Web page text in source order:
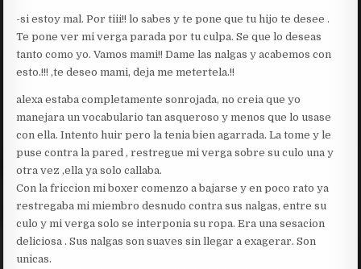
-si estoy mal. Por tiii!! lo sabes y te pone que tu hijo te desee .
Te pone ver mi verga parada por tu culpa. Se que lo deseas
tanto como yo. Vamos mami!! Dame las nalgas y acabemos con
esto.!!! ,te deseo mami, deja me metertela.!!
alexa estaba completamente sonrojada, no creia que yo
manejara un vocabulario tan asqueroso y menos que lo usase
con ella. Intento huir pero la tenia bien agarrada. La tome y le
puse contra la pared , restregue mi verga sobre su culo una y
otra vez ,ella ya solo callaba.
Con la friccion mi boxer comenzo a bajarse y en poco rato ya
restregaba mi miembro desnudo contra sus nalgas, entre su
culo y mi verga solo se interponia su ropa. Era una sesacion
deliciosa . Sus nalgas son suaves sin llegar a exagerar. Son
unicas.